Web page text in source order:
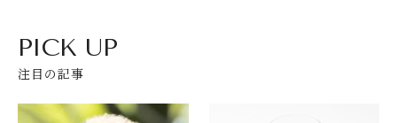
PICK UP
注目の記事